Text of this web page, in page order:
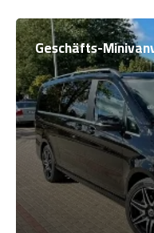
Geschäfts-